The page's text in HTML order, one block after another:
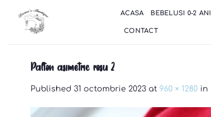
content
ACASA BEBELUSI 0-2 ANI
CONTACT
Palton asimetric rosu 2
Published 31 octombrie 2023 at 960 × 1280 in